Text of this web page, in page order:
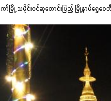
ာ်မြို့ သမိုင်းဝင်ဆုတောင်းပြည့် မြို့နာမ်ရွှေစ